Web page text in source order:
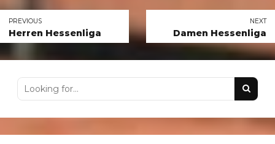
PREVIOUS
Herren Hessenliga
NEXT
Damen Hessenliga